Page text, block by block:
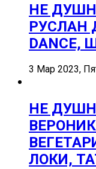
НЕ
РУСЛАН
3 Мар 2023,
НЕ
ЛОКИ,